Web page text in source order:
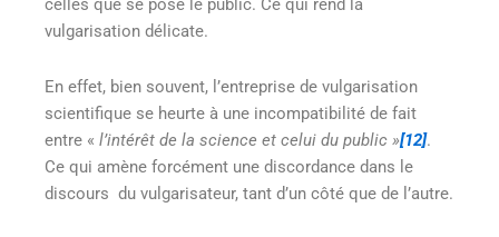
celles que se pose le public. Ce qui rend la
vulgarisation délicate.
En effet, bien souvent, l’entreprise de vulgarisation
scientifique se heurte à une incompatibilité de fait
entre « l’intérêt de la science et celui du public »[12].
Ce qui amène forcément une discordance dans le
discours du vulgarisateur, tant d’un côté que de l’autre.